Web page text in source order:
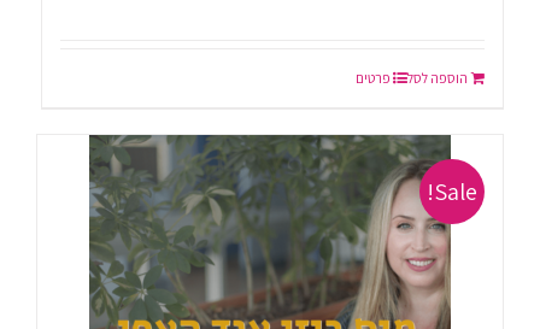
הוספה לסל פרטים
Sale!